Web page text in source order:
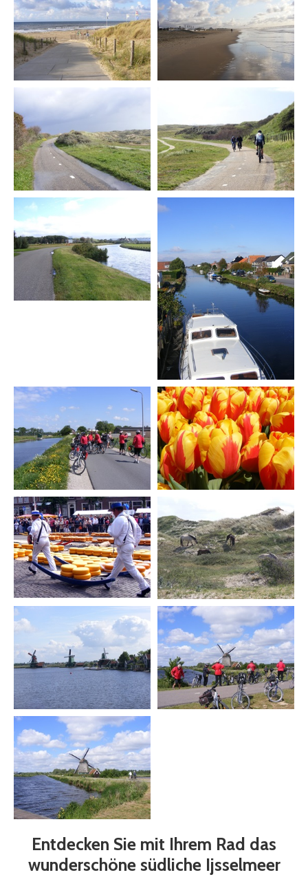
Entdecken Sie mit Ihrem Rad das
wunderschöne südliche Ijsselmeer